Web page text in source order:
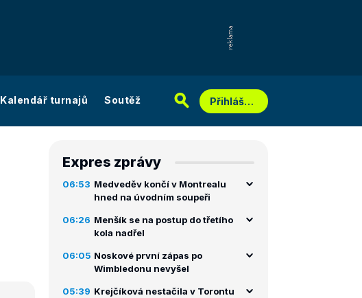
Kalendář turnajů Soutěž Přihlášení
Expres zprávy
06:53 Medveděv končí v Montrealu
hned na úvodním soupeři
06:26 Menšík se na postup do třetího
kola nadřel
06:05 Noskové první zápas po
Wimbledonu nevyšel
05:39 Krejčíková nestačila v Torontu